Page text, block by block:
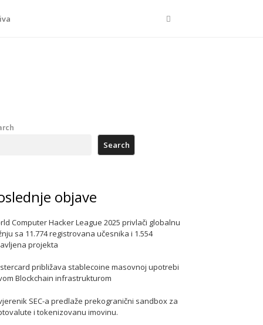
Search
Search
objave
Computer Hacker League 2025 privlači globalnu
sa 11.774 registrovana učesnika i 1.554
projekta
približava stablecoine masovnoj upotrebi
Blockchain infrastrukturom
SEC-a predlaže prekogranični sandbox za
i tokenizovanu imovinu.